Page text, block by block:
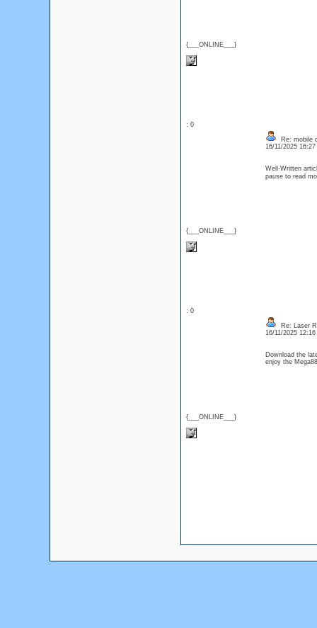
{___ONLINE___}
: 0
{___ONLINE___}
Re: mobile
16/11/2025
Well-Written
pause to read
: 0
{___ONLINE___}
Re: Laser
16/11/2025
Download the
enjoy the